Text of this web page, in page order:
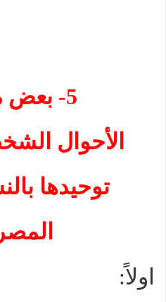
5- بعض
الأحوال
توحيدها
اولاً: